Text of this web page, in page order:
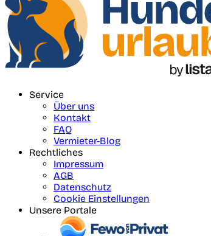
Service
Über uns
Kontakt
FAQ
Vermieter-Blog
Rechtliches
Impressum
AGB
Datenschutz
Cookie Einstellungen
Unsere Portale